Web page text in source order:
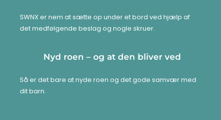
SWNX er nem at sætte op under et bord ved hjælp af
det medfølgende beslag og nogle skruer.
Nyd roen – og at den bliver ved
Så er det bare at nyde roen og det gode samvær med
dit barn.